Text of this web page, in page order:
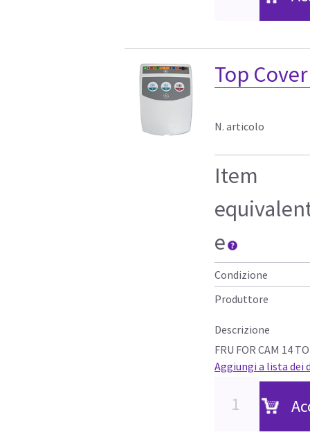
Top
N. articolo
Item
e
Condizione
Produttore
Descrizione
FRU FOR CAM 14
Aggiungi a lista dei